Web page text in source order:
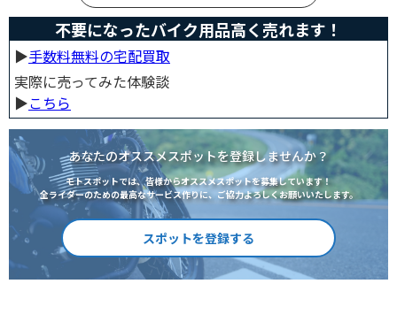
不要になったバイク用品高く売れます！
▶︎手数料無料の宅配買取
実際に売ってみた体験談
▶︎こちら
あなたのオススメスポットを登録しませんか？
モトスポットでは、皆様からオススメスポットを募集しています！
全ライダーのための最高なサービス作りに、ご協力よろしくお願いいたします。
スポットを登録する